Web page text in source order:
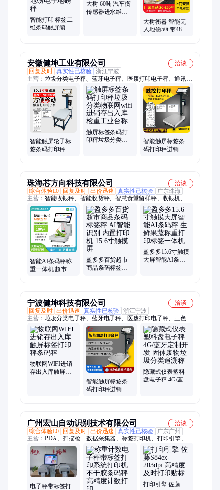
智能打印 标签二
维条码触屏编辑
大树 60吨 汽车衡
传感器进水维修
大树衡器 智能无
人地磅50t 带485
安徽健坤工业有限公司
洽谈
回复及时 真实性已核验 浙江宁波
主营： 垃圾分类电子秤、蓝牙电子秤、医废打印电子秤、通讯
秤、报警灯秤、二次开发电子秤、ERP电子秤、工业计数计重
秤、U盘保存电子秤、语音播报电子秤、进销存
智能触屏轮子标
签条码打印秤进
触屏标签条码打
印秤垃圾分类物
智能触屏标签条
码打印秤进销存
珠海芯方向科技有限公司
洽谈
综合体验L0
回复及时 出价迅速 真实性已核验
广东珠海
主营： 智能收银秤、智能收货秤、智慧食堂留样秤、收银机、智
慧食堂晨检机
智能AI条码秤称
重一体机 超市生
盈多多百货超市
商品条码标签秤
盈多多15.6寸触摸
大屏智能AI条码
宁波健坤科技有限公司
洽谈
回复及时 出价迅速 真实性已核验 浙江宁波
主营： 垃圾分类电子秤、蓝牙电子秤、医废打印电子秤、三色灯
报警秤、溯源AI识别秤、安卓屏打印秤、ERP电子秤、工业计数
计重秤、U盘保存电子秤、语音播报电子秤、4G/WIFI电子秤、
网口电子秤、PLU打印电子秤、行车电子吊钩秤、语音播报等级
分拣秤、继电器功能电子秤、232串口电子秤、标签打印秤、定
制APP物联网秤、外接大屏幕电子秤、MODBUS通讯秤、485通
讯秤、智能货架、电子天平
物联网WIFI进销
存出入库触屏标
智能触屏标签条
码打印秤进销存
隐藏式仪表塑料
盘电子秤 4G/蓝牙
广州宏山自动识别技术有限公司
洽谈
综合体验L0
回复及时 出价迅速 真实性已核验
广东广州
主营： PDA、扫描枪、数据采集器、标签打印机、打印引擎、扫
码平台
电子秤带标签打
打印引擎 佐藤